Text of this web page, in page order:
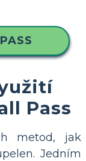
Pass
metod, jak
Jedním